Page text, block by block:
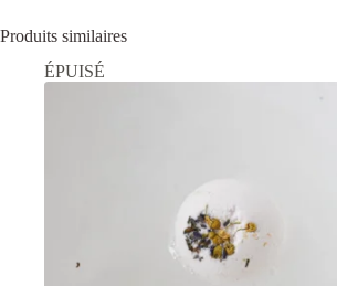
Produits similaires
ÉPUISÉ